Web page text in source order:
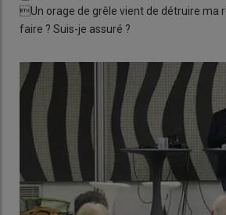
Un orage de grêle vient de détruire ma
faire ? Suis-je assuré ?